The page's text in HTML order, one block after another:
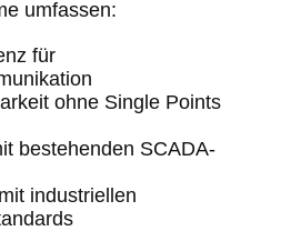
umfassen:
für
ohne Single Points
bestehenden SCADA-
industriellen